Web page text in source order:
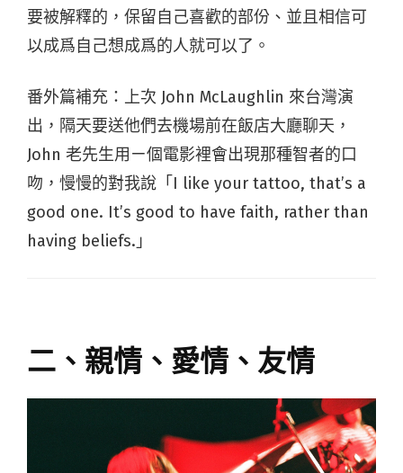
要被解釋的，保留自己喜歡的部份、並且相信可
以成爲自己想成爲的人就可以了。
番外篇補充：上次 John McLaughlin 來台灣演
出，隔天要送他們去機場前在飯店大廳聊天，
John 老先生用ㄧ個電影裡會出現那種智者的口
吻，慢慢的對我說「I like your tattoo, that’s a
good one. It’s good to have faith, rather than
having beliefs.」
二、親情、愛情、友情